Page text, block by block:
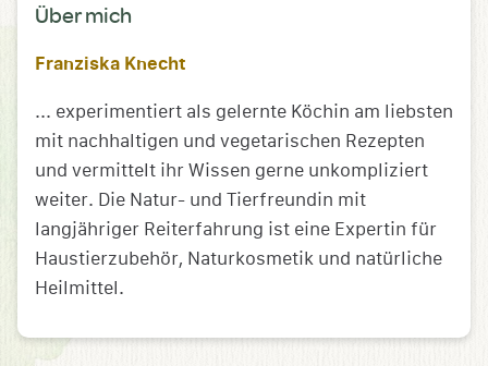
Über mich
Franziska Knecht
... experimentiert als gelernte Köchin am liebsten
mit nachhaltigen und vegetarischen Rezepten
und vermittelt ihr Wissen gerne unkompliziert
weiter. Die Natur- und Tierfreundin mit
langjähriger Reiterfahrung ist eine Expertin für
Haustierzubehör, Naturkosmetik und natürliche
Heilmittel.